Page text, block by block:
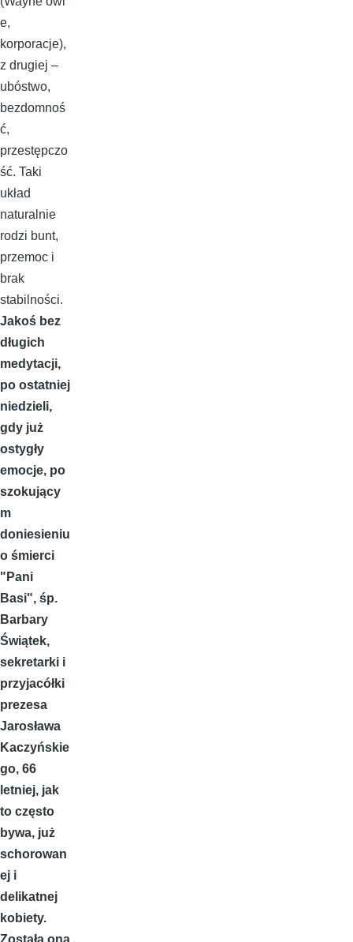
e,
korporacje),
z drugiej –
ubóstwo,
bezdomnoś
ć,
przestępczo
ść. Taki
układ
naturalnie
rodzi bunt,
przemoc i
brak
stabilności.
Jakoś bez
długich
medytacji,
po ostatniej
niedzieli,
gdy już
ostygły
emocje, po
szokujący
m
doniesieniu
o śmierci
"Pani
Basi", śp.
Barbary
Świątek,
sekretarki i
przyjacółki
prezesa
Jarosława
Kaczyńskie
go, 66
letniej, jak
to często
bywa, już
schorowan
ej i
delikatnej
kobiety.